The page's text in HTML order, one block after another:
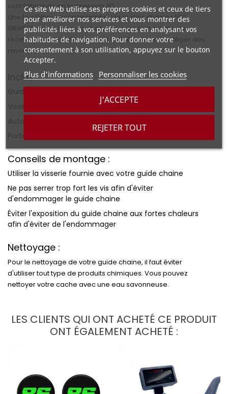
Ce site Web utilise ses propres cookies et ceux de tiers
pour améliorer nos services et vous montrer des
publicités liées à vos préférences en analysant vos
habitudes de navigation. Pour donner votre
consentement à son utilisation, appuyez sur le bouton
Accepter.
Plus d'informations Personnaliser les cookies
REJETER TOUT
J'ACCEPTE
sont fabriqués enimpression 3D.
Une fois l'impression terminée, lesguides chaines NSF
GRAFICSpassent par la phasepost-traitementafin de
recevoirune couche de vernis satinépour lesprotéger des
rayons UV.
Inclus :
Guide chaine
Visserie
Autocollants NSF GRAFICS
Porte clé NSF GRAFICS
Conseils de montage :
Utiliser la visserie fournie avec votre guide chaine
Ne pas serrer trop fort les vis afin d'éviter
d'endommager le guide chaine
Éviter l'exposition du guide chaine aux fortes chaleurs
afin d'éviter de l'endommager
Nettoyage :
Pour le nettoyage de votre guide chaine, il faut éviter
d'utiliser tout type de produits chimiques. Vous pouvez
nettoyer votre cache avec une eau savonneuse.
LES CLIENTS QUI ONT ACHETÉ CE PRODUIT
ONT ÉGALEMENT ACHETÉ :